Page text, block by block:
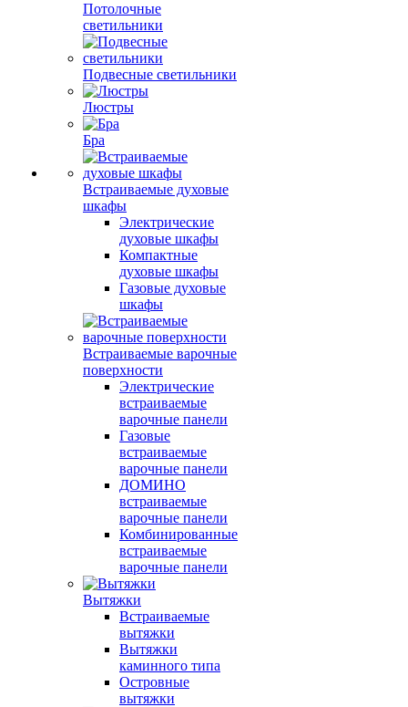
Потолочные
светильники
Подвесные светильники
Люстры
Бра
Встраиваемые духовые
шкафы
Электрические
духовые шкафы
Компактные
духовые шкафы
Газовые духовые
шкафы
Встраиваемые варочные
поверхности
Электрические
встраиваемые
варочные панели
Газовые
встраиваемые
варочные панели
ДОМИНО
встраиваемые
варочные панели
Комбинированные
встраиваемые
варочные панели
Вытяжки
Встраиваемые
вытяжки
Вытяжки
каминного типа
Островные
вытяжки